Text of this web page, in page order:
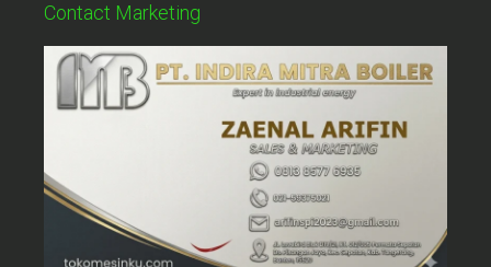
Contact Marketing